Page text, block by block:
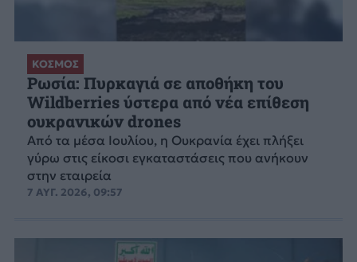
ΚΟΣΜΟΣ
Ρωσία: Πυρκαγιά σε αποθήκη του
Wildberries ύστερα από νέα επίθεση
ουκρανικών drones
Από τα μέσα Ιουλίου, η Ουκρανία έχει πλήξει
γύρω στις είκοσι εγκαταστάσεις που ανήκουν
στην εταιρεία
7 ΑΥΓ. 2026, 09:57